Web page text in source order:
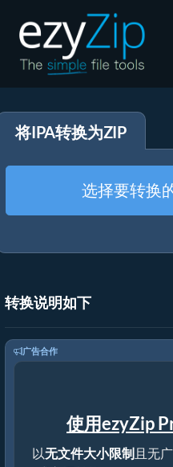
解压
其他工具
将IPA转换为ZIP
选择要转换
转换说明如下
广告合作
使用ezyZip
以无文件大小限制且无